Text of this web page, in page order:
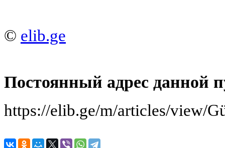
© elib.ge
Постоянный адрес данной
https://elib.ge/m/articles/view/